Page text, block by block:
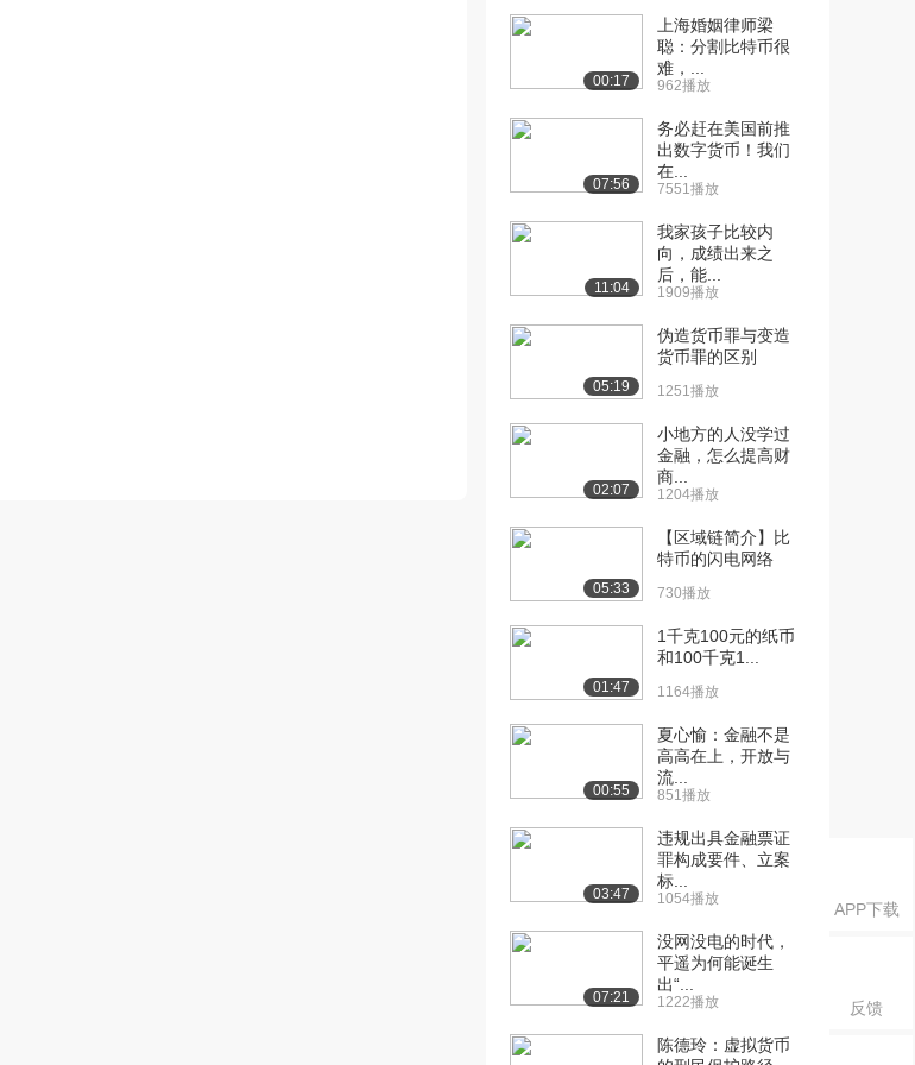
APP下载
反馈
[12] 3.1 比特币的机制 11:26
[13] 3.2 比特币脚本
1.3万播放
[14] 3.3 比特币脚本的应用
05:49
[16] 3.5 比特币网络
1.1万播放
[17] 3.6 局限和改进
[18] 4.1 如何存储和使用比
06:21
[19] 4.2 冷钱包和热钱包 13:28
[20] 4.3 密钥分存和密钥共
享
11:01
1.0万播放
[22] 4.5 支付服务
05:40
1.2万播放
[25] 5.1 比特币挖矿
00:17
上海婚姻律师梁
聪：分割比特币很
难，...
962播放
07:56
务必赶在美国前推
出数字货币！我们
在...
7551播放
11:04
我家孩子比较内
向，成绩出来之
后，能...
1909播放
05:19
伪造货币罪与变造
货币罪的区别
1251播放
02:07
小地方的人没学过
金融，怎么提高财
商...
1204播放
05:33
【区域链简介】比
特币的闪电网络
730播放
01:47
1千克100元的纸币
和100千克1...
1164播放
00:55
夏心愉：金融不是
高高在上，开放与
流...
851播放
03:47
违规出具金融票证
罪构成要件、立案
标...
1054播放
07:21
没网没电的时代，
平遥为何能诞生
出“...
1222播放
陈德玲：虚拟货币